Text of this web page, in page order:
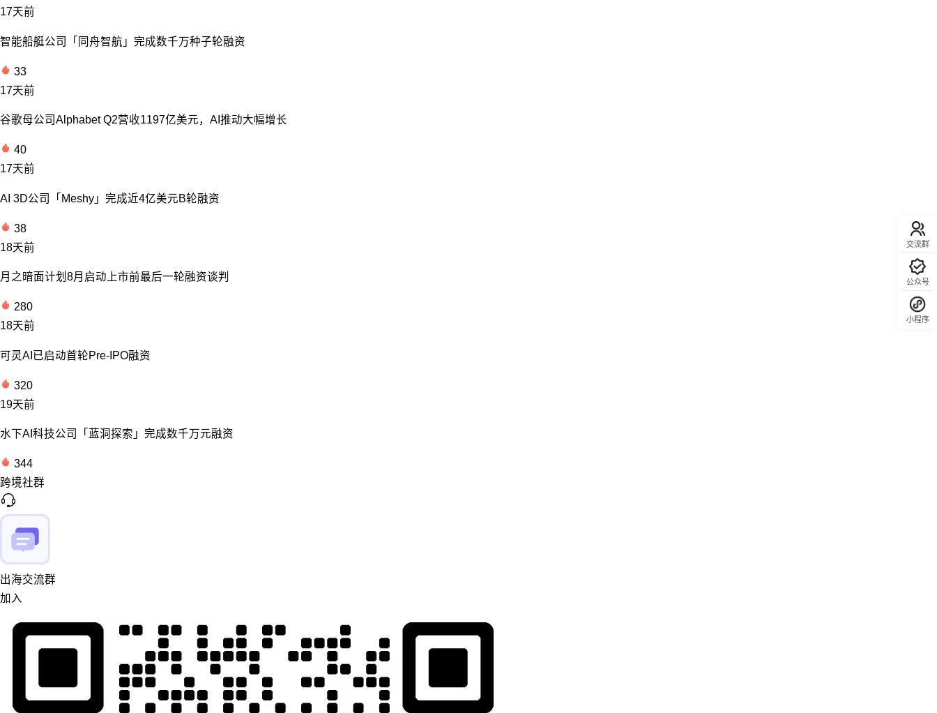
17天前
智能船艇公司「同舟智航」完成数千万种子轮融资
33
17天前
谷歌母公司Alphabet Q2营收1197亿美元，AI推动大幅增长
40
17天前
AI 3D公司「Meshy」完成近4亿美元B轮融资
38
18天前
月之暗面计划8月启动上市前最后一轮融资谈判
280
18天前
可灵AI已启动首轮Pre-IPO融资
320
19天前
水下AI科技公司「蓝洞探索」完成数千万元融资
344
跨境社群
出海交流群
加入
交流群
公众号
小程序